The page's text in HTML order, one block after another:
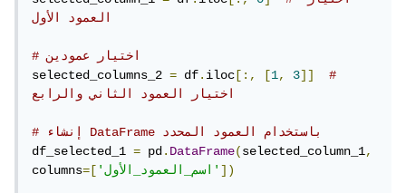
العمود الأول
# اختيار عمودين
selected_columns_2 = df.iloc [:, [1, 3]]
#
اختيار العمود الثاني والرابع
# إنشاء DataFrame باستخدام العمود المحدد
df_selected_1 = pd.DataFrame(selected_column_1,
columns=[ 'اسم_العمود_الأول'])